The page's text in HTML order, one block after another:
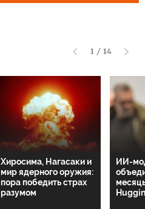
1 / 14
Хиросима, Нагасаки и
мир ядерного оружия:
пора победить страх
разумом
ИИ-